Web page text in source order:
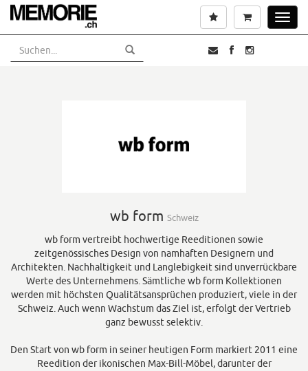
Skip
main
content
Warenkorb
Wunschliste
wb form Schweiz
wb form vertreibt hochwertige Reeditionen sowie
zeitgenössisches Design von namhaften Designern und
Architekten. Nachhaltigkeit und Langlebigkeit sind unverrückbare
Werte des Unternehmens. Sämtliche wb form Kollektionen
werden mit höchsten Qualitätsansprüchen produziert, viele in der
Schweiz. Auch wenn Wachstum das Ziel ist, erfolgt der Vertrieb
ganz bewusst selektiv.
Den Start von wb form in seiner heutigen Form markiert 2011 eine
Reedition der ikonischen Max-Bill-Möbel, darunter der